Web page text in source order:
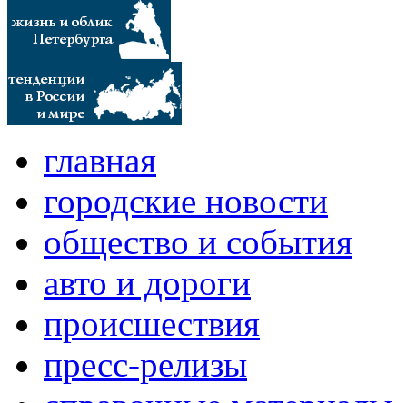
главная
городские новости
общество и события
авто и дороги
происшествия
пресс-релизы